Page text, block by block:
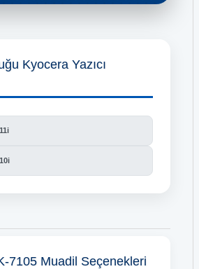
Kyocera Yazıcı
7105 Muadil Seçenekleri